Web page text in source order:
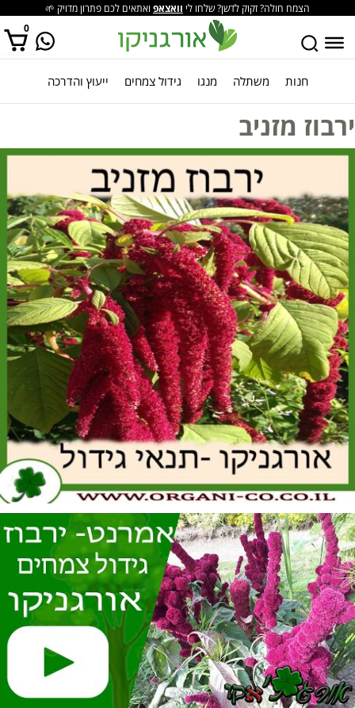
הצמח חולה? זקוק לדשן? שלחו לי וואצאפ ואתאים לכם פתרון מדויק 🌱
0
אין מוצרים בסל הקניות. חנות משתלה מנגו גידול צמחים ייעוץ והדרכה
ירבוז מזניב